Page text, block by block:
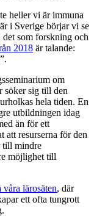
heller vi är immuna
i Sverige börjar vi se
som forskning och
2018 är talande:
om
söker sig till den
hela tiden. En
utbildningen idag
än för ett
att resurserna för den
till mindre
möjlighet till
lärosäten, där
ett ofta tungrott